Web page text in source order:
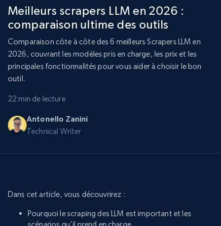
Meilleurs scrapers LLM en 2026 :
comparaison ultime des outils
Comparaison côte à côte des 6 meilleurs Scrapers LLM en
2026, couvrant les modèles pris en charge, les prix et les
principales fonctionnalités pour vous aider à choisir le bon
outil.
22 min de lecture
Antonello Zanini
Technical Writer
Dans cet article, vous découvrirez :
Pourquoi le scraping des LLM est important et les